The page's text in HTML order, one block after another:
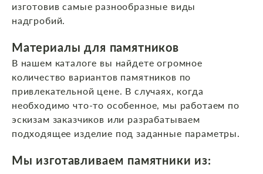
изготовив самые разнообразные виды
надгробий.
Материалы для памятников
В нашем каталоге вы найдете огромное
количество вариантов памятников по
привлекательной цене. В случаях, когда
необходимо что-то особенное, мы работаем по
эскизам заказчиков или разрабатываем
подходящее изделие под заданные параметры.
Мы изготавливаем памятники из: